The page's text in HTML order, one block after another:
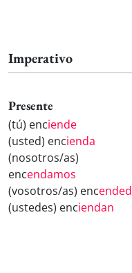
Imperativo
Presente
(tú) enciende
(usted) encienda
(nosotros/as)
encendamos
(vosotros/as) encended
(ustedes) enciendan